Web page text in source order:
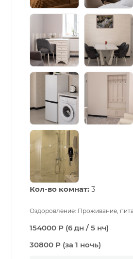
Кол-во комнат: 3
Оздоровление: Проживание,
154000 Р (6 дн / 5 нч)
30800 Р (за 1 ночь)